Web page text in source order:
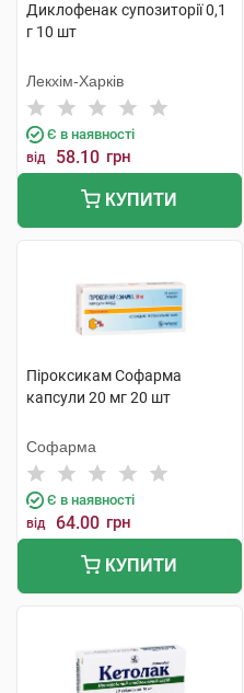
Диклофенак супозиторії 0,1
г 10 шт
Лекхім-Харків
Є в наявності
від 58.10 грн
КУПИТИ
Піроксикам Софарма
капсули 20 мг 20 шт
Софарма
Є в наявності
від 64.00 грн
КУПИТИ